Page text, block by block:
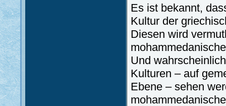
Es ist bekannt,
Kultur der
Diesen wird
Und
Kulturen – auf
Ebene – sehen